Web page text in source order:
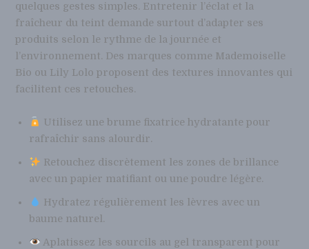
quelques gestes simples. Entretenir l’éclat et la
fraîcheur du teint demande surtout d’adapter ses
produits selon le rythme de la journée et
l’environnement. Des marques comme Mademoiselle
Bio ou Lily Lolo proposent des textures innovantes qui
facilitent ces retouches.
Utilisez une brume fixatrice hydratante pour
rafraîchir sans alourdir.
Retouchez discrètement les zones de brillance
avec un papier matifiant ou une poudre légère.
Hydratez régulièrement les lèvres avec un
baume naturel.
Aplatissez les sourcils au gel transparent pour